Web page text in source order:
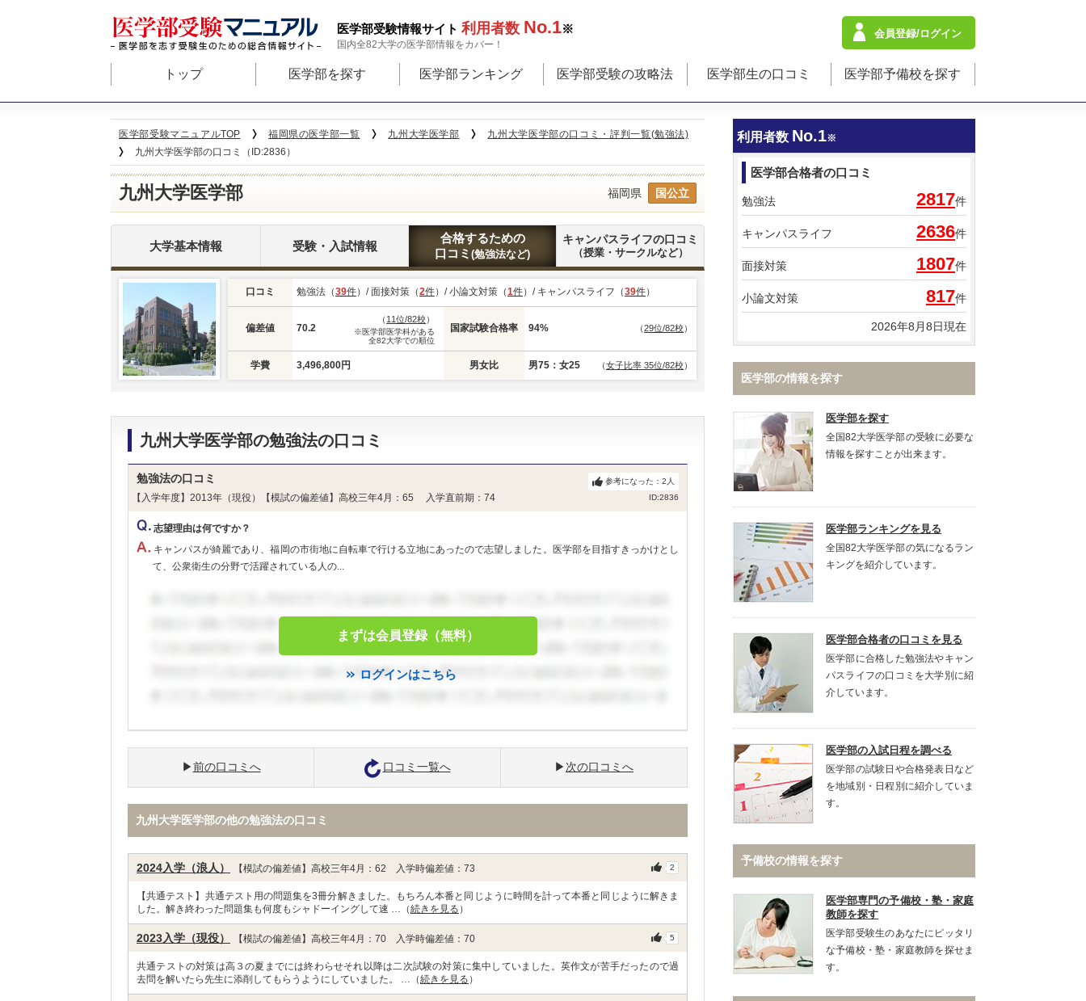
医学部受験情報サイト 利用者数 No.1※
国内全82大学の医学部情報をカバー！
会員登録/ログイン
トップ 医学部を探す 医学部ランキング 医学部受験の攻略法 医学部生の口コミ 医学部予備校を探す
医学部受験マニュアルTOP 福岡県の医学部一覧 九州大学医学部
九州大学医学部の口コミ・評判一覧(勉強法)
九州大学医学部の口コミ（ID:2836）
九州大学医学部 福岡県 国公立
大学基本情報 受験・入試情報
合格するための
口コミ (勉強法など)
キャンパスライフの口コミ
（授業・サークルなど）
口コミ 勉強法（39件）/ 面接対策（2件）/ 小論文対策（1件）/ キャンパスライフ（39件）
偏差値 70.2
（ 11位/82校）
※医学部医学科がある
全82大学での順位
国家試験合格率 94% （29位/82校）
学費 3,496,800円 男女比 男75：女25 （女子比率 35位/82校）
九州大学医学部の勉強法の口コミ
勉強法の口コミ
【入学年度】2013年（現役）【模試の偏差値】高校三年4月：65 入学直前期：74 ID:2836
参考になった： 2 人
志望理由は何ですか？
キャンパスが綺麗であり、福岡の市街地に自転車で行ける立地にあったので志望しました。医学部を目指すきっかけとし
て、公衆衛生の分野で活躍されている人の...
まずは会員登録（無料）
ログインはこちら
前の口コミへ 口コミ一覧へ 次の口コミへ
九州大学医学部の他の勉強法の口コミ
2024入学（浪人） 【模試の偏差値】高校三年4月：62 入学時偏差値：73 2
【共通テスト】共通テスト用の問題集を3冊分解きました。もちろん本番と同じように時間を計って本番と同じように解きま
した。解き終わった問題集も何度もシャドーイングして速 …（続きを見る ）
2023入学（現役） 【模試の偏差値】高校三年4月：70 入学時偏差値：70 5
共通テストの対策は高３の夏までには終わらせそれ以降は二次試験の対策に集中していました。英作文が苦手だったので過
去問を解いたら先生に添削してもらうようにしていました。 …（続きを見る ）
利用者数 No.1※
医学部合格者の口コミ
勉強法 2817件
キャンパスライフ 2636件
面接対策 1807件
小論文対策 817件
2026年8月8日現在
医学部の情報を探す
医学部を探す
全国82大学医学部の受験に必要な
情報を探すことが出来ます。
医学部ランキングを見る
全国82大学医学部の気になるラン
キングを紹介しています。
医学部合格者の口コミを見る
医学部に合格した勉強法やキャン
パスライフの口コミを大学別に紹
介しています。
医学部の入試日程を調べる
医学部の試験日や合格発表日など
を地域別・日程別に紹介していま
す。
予備校の情報を探す
医学部専門の予備校・塾・家庭
教師を探す
医学部受験生のあなたにピッタリ
な予備校・塾・家庭教師を探せま
す。